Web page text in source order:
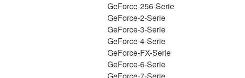
GeForce-256-Serie
GeForce-2-Serie
GeForce-3-Serie
GeForce-4-Serie
GeForce-FX-Serie
GeForce-6-Serie